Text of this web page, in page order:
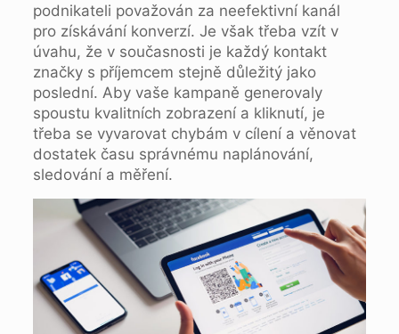
podnikateli považován za neefektivní kanál
pro získávání konverzí. Je však třeba vzít v
úvahu, že v současnosti je každý kontakt
značky s příjemcem stejně důležitý jako
poslední. Aby vaše kampaně generovaly
spoustu kvalitních zobrazení a kliknutí, je
třeba se vyvarovat chybám v cílení a věnovat
dostatek času správnému naplánování,
sledování a měření.